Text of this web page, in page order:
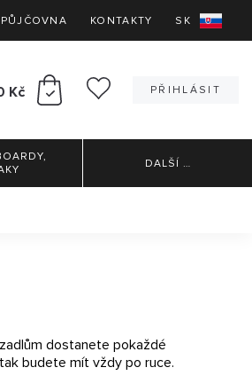
PŮJČOVNA KONTAKTY SK
Kč PŘIHLÁSIT
DALŠÍ …
dostanete pokaždé
budete mít vždy po ruce.